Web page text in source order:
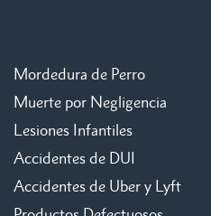
Mordedura de Perro
Muerte por Negligencia
Lesiones Infantiles
Accidentes de DUI
Accidentes de Uber y Lyft